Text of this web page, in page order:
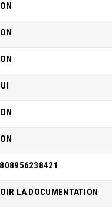
LA DOCUMENTATION